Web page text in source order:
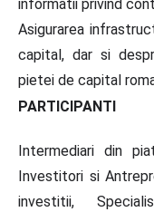
informatii privind
Asigurarea
capital, dar si
pietei de capital
PARTICIPANTI
Intermediari din
Investitori si
investitii,